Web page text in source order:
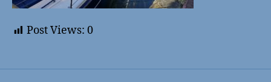
Post Views: 0